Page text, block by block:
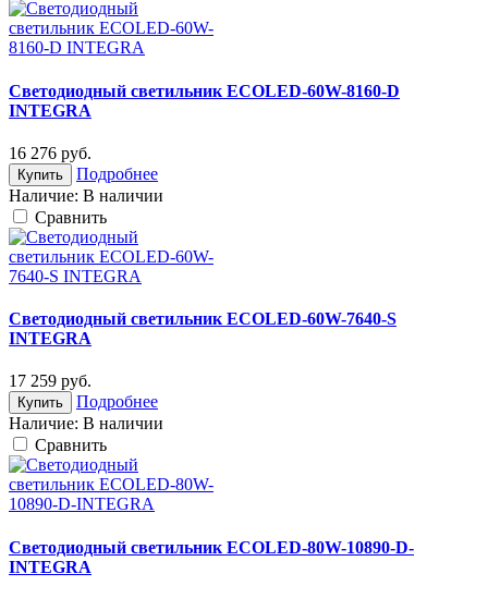
Светодиодный светильник ECOLED-60W-8160-D
INTEGRA
16 276 руб.
Купить
Подробнее
Наличие: В наличии
Cравнить
Светодиодный светильник ECOLED-60W-7640-S
INTEGRA
17 259 руб.
Купить
Подробнее
Наличие: В наличии
Cравнить
Светодиодный светильник ECOLED-80W-10890-D-
INTEGRA